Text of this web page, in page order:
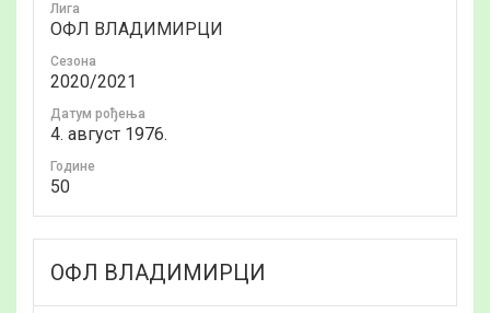
Лига
ОФЛ ВЛАДИМИРЦИ
Сезона
2020/2021
Датум рођења
4. август 1976.
Годинe
50
ОФЛ ВЛАДИМИРЦИ